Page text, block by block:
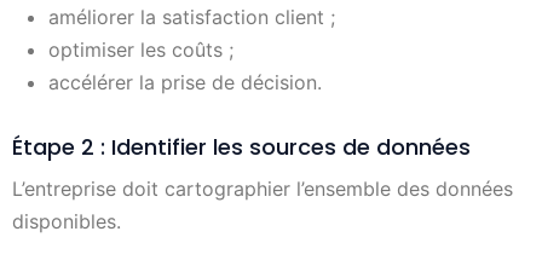
améliorer la satisfaction client ;
optimiser les coûts ;
accélérer la prise de décision.
Étape 2 : Identifier les sources de données
L’entreprise doit cartographier l’ensemble des données
disponibles.